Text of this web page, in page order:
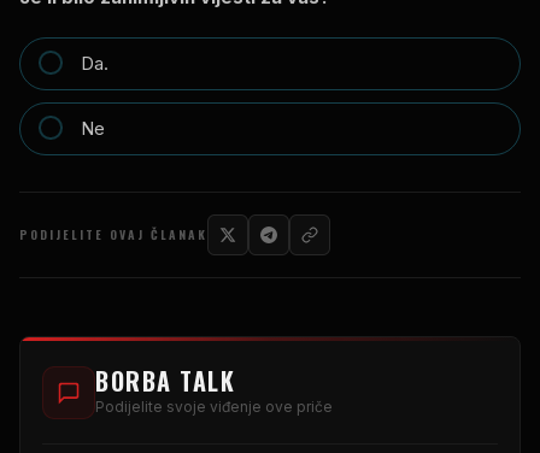
Da.
Ne
PODIJELITE OVAJ ČLANAK
BORBA TALK
Podijelite svoje viđenje ove priče